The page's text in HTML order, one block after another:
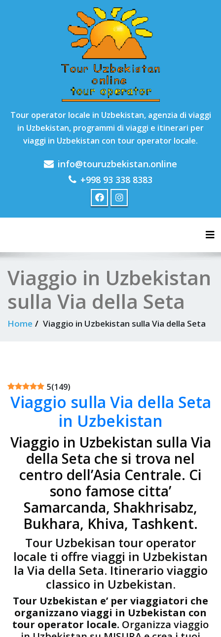
Tour operator locale in Uzbekistan, agenzia di viaggi
in Uzbekistan, programmi di viaggi e itinerari per
viaggi in Uzbekistan con tour operator locale.
info@touruzbekistan.online
+998 93 338 8383
Viaggio in Uzbekistan
sulla Via della Seta
Home Viaggio in Uzbekistan sulla Via della Seta
5(149)
Viaggio sulla Via della Seta
in Uzbekistan
Viaggio in Uzbekistan sulla Via
della Seta che si trova nel
centro dell’Asia Centrale. Ci
sono famose citta’
Samarcanda, Shakhrisabz,
Bukhara, Khiva, Tashkent.
Tour Uzbekisan tour operator
locale ti offre viaggi in Uzbekistan
la Via della Seta. Itinerario viaggio
classico in Uzbekistan.
Tour Uzbekistan e’ per viaggiatori che
organizzano viaggi in Uzbekistan con
tour operator locale. Organizza viaggio